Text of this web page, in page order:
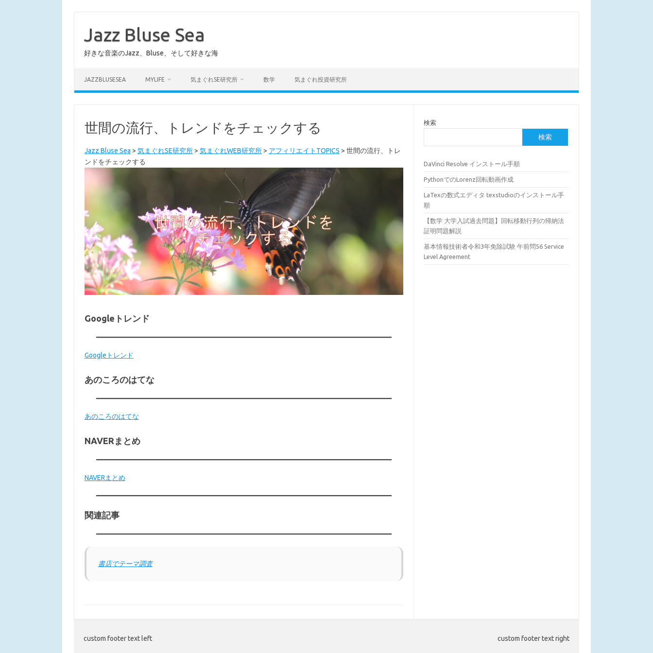
Jazz Bluse Sea
好きな音楽のJazz、Bluse、そして好きな海
JAZZBLUSESEA MYLIFE 気まぐれSE研究所 数学 気まぐれ投資研究所
世間の流行、トレンドをチェックする
Jazz Bluse Sea > 気まぐれSE研究所> 気まぐれWEB研究所> アフィリエイトTOPICS > 世間の流行、トレ
ンドをチェックする
Googleトレンド
Googleトレンド
あのころのはてな
あのころのはてな
NAVERまとめ
NAVERまとめ
関連記事
書店でテーマ調査
検索
検索
DaVinci Resolve インストール手順
PythonでのLorenz回転動画作成
LaTexの数式エディタ texstudioのインストール手
順
【数学 大学入試過去問題】回転移動行列の帰納法
証明問題解説
基本情報技術者令和3年免除試験 午前問56 Service
Level Agreement
custom footer text left custom footer text right